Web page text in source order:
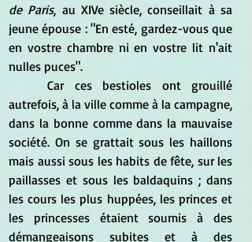
de Paris, au XIVe siècle, conseillait à sa
jeune épouse : "En esté, gardez-vous que
en vostre chambre ni en vostre lit n'ait
nulles puces".
Car ces bestioles ont grouillé
autrefois, à la ville comme à la campagne,
dans la bonne comme dans la mauvaise
société. On se grattait sous les haillons
mais aussi sous les habits de fête, sur les
paillasses et sous les baldaquins ; dans
les cours les plus huppées, les princes et
les princesses étaient soumis à des
démangeaisons subites et à des